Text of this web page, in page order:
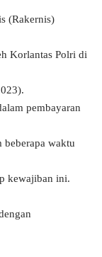
(Rakernis)
Korlantas Polri di
pembayaran
beberapa waktu
kewajiban ini.